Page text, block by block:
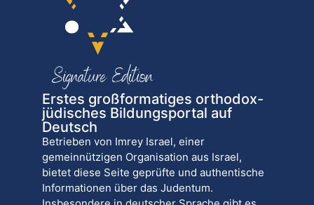
Erstes großformatiges orthodox-
jüdisches Bildungsportal auf
Deutsch
Betrieben von Imrey Israel, einer
gemeinnützigen Organisation aus Israel,
bietet diese Seite geprüfte und authentische
Informationen über das Judentum.